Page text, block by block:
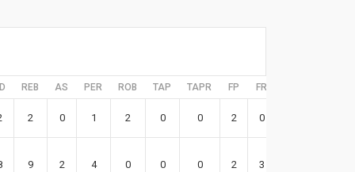
REB AS PER ROB TAP TAPR FP FR
2 0 1 2 0 0 2 0
9 2 4 0 0 0 2 3